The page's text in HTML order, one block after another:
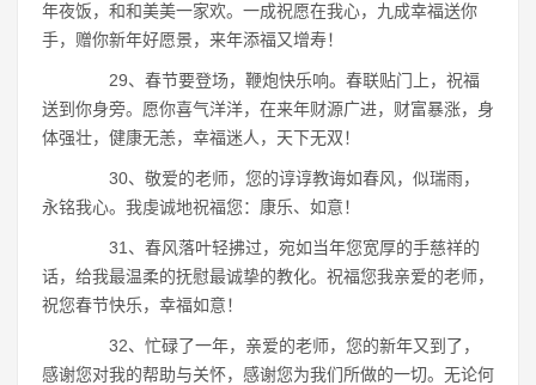
年夜饭，和和美美一家欢。一成祝愿在我心，九成幸福送你
手，赠你新年好愿景，来年添福又增寿！
29、春节要登场，鞭炮快乐响。春联贴门上，祝福
送到你身旁。愿你喜气洋洋，在来年财源广进，财富暴涨，身
体强壮，健康无恙，幸福迷人，天下无双！
30、敬爱的老师，您的谆谆教诲如春风，似瑞雨，
永铭我心。我虔诚地祝福您：康乐、如意！
31、春风落叶轻拂过，宛如当年您宽厚的手慈祥的
话，给我最温柔的抚慰最诚挚的教化。祝福您我亲爱的老师，
祝您春节快乐，幸福如意！
32、忙碌了一年，亲爱的老师，您的新年又到了，
感谢您对我的帮助与关怀，感谢您为我们所做的一切。无论何